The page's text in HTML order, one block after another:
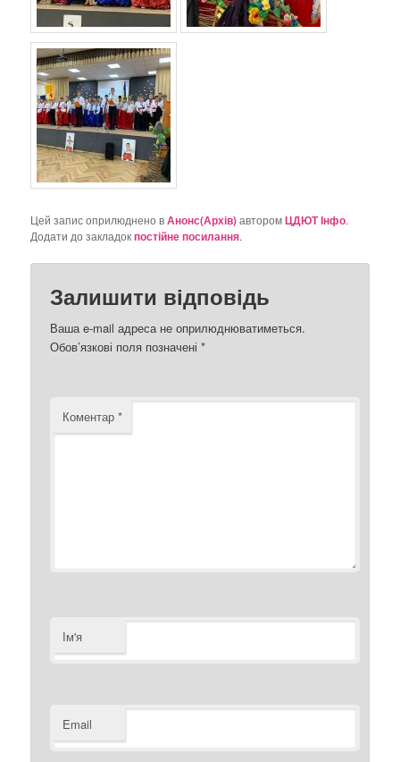
Цей запис оприлюднено вАнонс(Архів)авторомЦДЮТ Інфо.
Додати до закладокпостійне посилання.
Залишити відповідь
Ваша e-mail адреса не оприлюднюватиметься.
Обов’язкові поля позначені*
Коментар*
Ім'я
Email